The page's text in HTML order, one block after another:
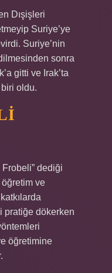
Dışişleri
Suriye’ye
Suriye’nin
sonra
gitti ve Irak’ta
oldu.
Frobeli” dediği
öğretim ve
pratiğe dökerken
öğretimine